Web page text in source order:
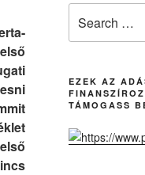
for:
EZEK AZ
TÁMOGASS